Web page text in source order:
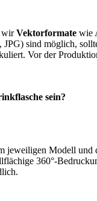
wirVektorformate wie
sind möglich,
Vor der
sein?
jeweiligen Modell und
360°-